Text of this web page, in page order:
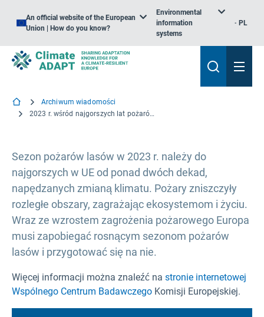
An official website of the European
Union | How do you know?
Environmental
information
systems
PL
Archiwum wiadomości
2023 r. wśród najgorszych lat pożarów w Europie, a 2024 r. przynosi pewną ulgę
Sezon pożarów lasów w 2023 r. należy do
najgorszych w UE od ponad dwóch dekad,
napędzanych zmianą klimatu. Pożary zniszczyły
rozległe obszary, zagrażając ekosystemom i życiu.
Wraz ze wzrostem zagrożenia pożarowego Europa
musi zapobiegać rosnącym sezonom pożarów
lasów i przygotować się na nie.
Więcej informacji można znaleźć na stronie internetowej
Wspólnego Centrum Badawczego Komisji Europejskiej.